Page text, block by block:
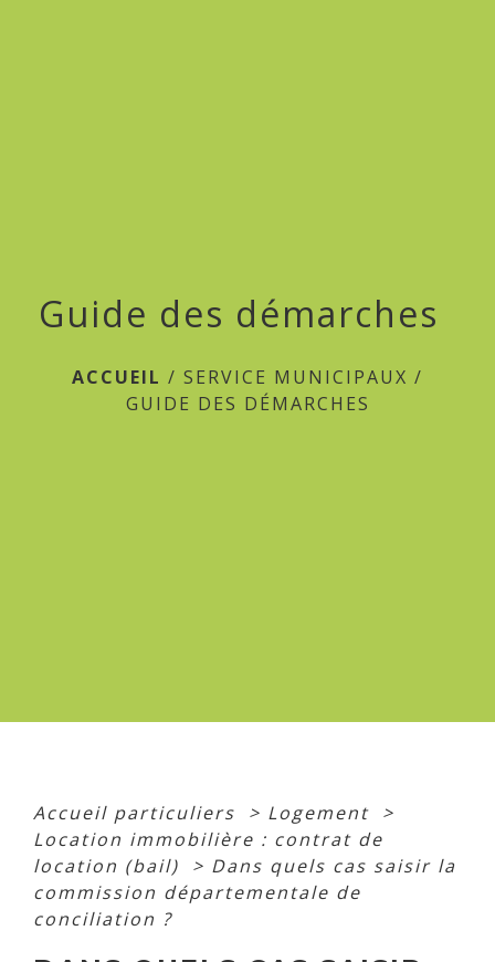
Guide des démarches
ACCUEIL / SERVICE MUNICIPAUX /
GUIDE DES DÉMARCHES
Accueil particuliers > Logement >
Location immobilière : contrat de
location (bail)
> Dans quels cas saisir la
commission départementale de
conciliation ?